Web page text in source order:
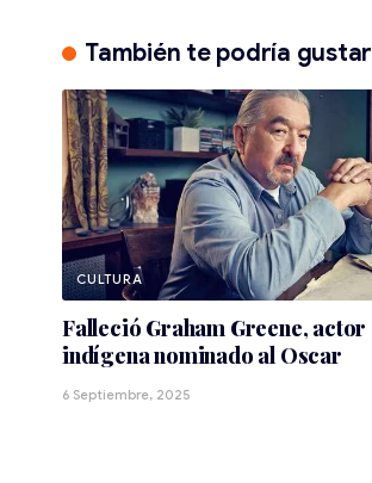
También te podría gustar
CULTURA
Falleció Graham Greene, actor
indígena nominado al Oscar
6 Septiembre, 2025